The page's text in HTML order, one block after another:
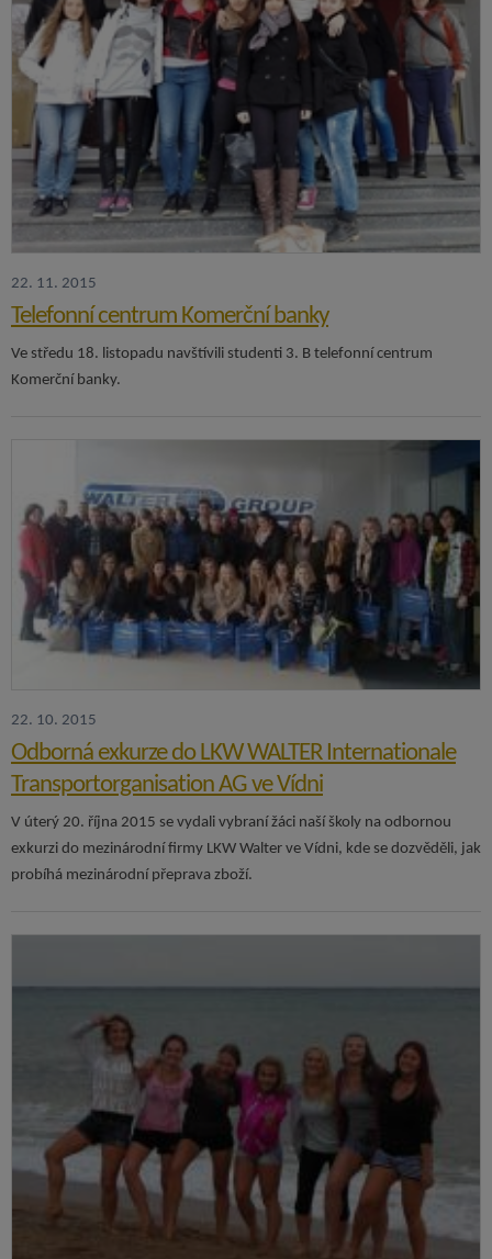
22. 11. 2015
Telefonní centrum Komerční banky
Ve středu 18. listopadu navštívili studenti 3. B telefonní centrum
Komerční banky.
22. 10. 2015
Odborná exkurze do LKW WALTER Internationale
Transportorganisation AG ve Vídni
V úterý 20. října 2015 se vydali vybraní žáci naší školy na odbornou
exkurzi do mezinárodní firmy LKW Walter ve Vídni, kde se dozvěděli, jak
probíhá mezinárodní přeprava zboží.